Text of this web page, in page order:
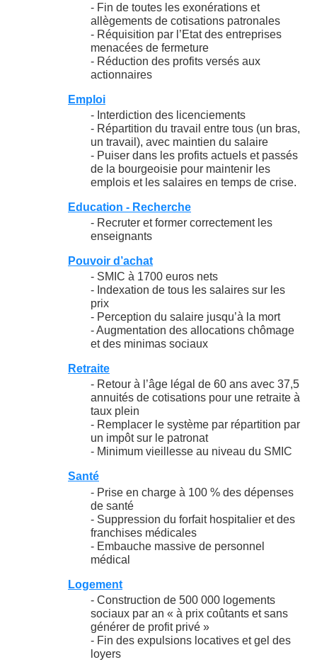
- Fin de toutes les exonérations et
allègements de cotisations patronales
- Réquisition par l’Etat des entreprises
menacées de fermeture
- Réduction des profits versés aux
actionnaires
Emploi
- Interdiction des licenciements
- Répartition du travail entre tous (un bras,
un travail), avec maintien du salaire
- Puiser dans les profits actuels et passés
de la bourgeoisie pour maintenir les
emplois et les salaires en temps de crise.
Education - Recherche
- Recruter et former correctement les
enseignants
Pouvoir d’achat
- SMIC à 1700 euros nets
- Indexation de tous les salaires sur les
prix
- Perception du salaire jusqu’à la mort
- Augmentation des allocations chômage
et des minimas sociaux
Retraite
- Retour à l’âge légal de 60 ans avec 37,5
annuités de cotisations pour une retraite à
taux plein
- Remplacer le système par répartition par
un impôt sur le patronat
- Minimum vieillesse au niveau du SMIC
Santé
- Prise en charge à 100 % des dépenses
de santé
- Suppression du forfait hospitalier et des
franchises médicales
- Embauche massive de personnel
médical
Logement
- Construction de 500 000 logements
sociaux par an « à prix coûtants et sans
générer de profit privé »
- Fin des expulsions locatives et gel des
loyers